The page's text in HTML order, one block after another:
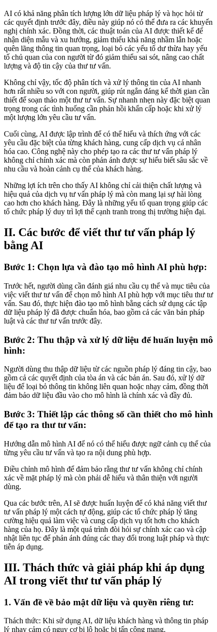
AI có khả năng phân tích lượng lớn dữ liệu pháp lý và học hỏi từ
các quyết định trước đây, điều này giúp nó có thể đưa ra các khuyến
nghị chính xác. Đồng thời, các thuật toán của AI được thiết kế để
nhận diện mẫu và xu hướng, giảm thiểu khả năng nhầm lẫn hoặc
quên lãng thông tin quan trọng, loại bỏ các yếu tố dư thừa hay yếu
tố chủ quan của con người từ đó giảm thiểu sai sót, nâng cao chất
lượng và độ tin cậy của thư tư vấn.
Không chỉ vậy, tốc độ phân tích và xử lý thông tin của AI nhanh
hơn rất nhiều so với con người, giúp rút ngắn đáng kể thời gian cần
thiết để soạn thảo một thư tư vấn. Sự nhanh nhẹn này đặc biệt quan
trọng trong các tình huống cần phản hồi khẩn cấp hoặc khi xử lý
một lượng lớn yêu cầu tư vấn.
Cuối cùng, AI được lập trình để có thể hiểu và thích ứng với các
yêu cầu đặc biệt của từng khách hàng, cung cấp dịch vụ cá nhân
hóa cao. Công nghệ này cho phép tạo ra các thư tư vấn pháp lý
không chỉ chính xác mà còn phản ánh được sự hiểu biết sâu sắc về
nhu cầu và hoàn cảnh cụ thể của khách hàng.
Những lợi ích trên cho thấy AI không chỉ cải thiện chất lượng và
hiệu quả của dịch vụ tư vấn pháp lý mà còn mang lại sự hài lòng
cao hơn cho khách hàng. Đây là những yếu tố quan trọng giúp các
tổ chức pháp lý duy trì lợi thế cạnh tranh trong thị trường hiện đại.
II. Các bước để viết thư tư vấn pháp lý
bằng AI
Bước 1: Chọn lựa và đào tạo mô hình AI phù hợp:
Trước hết, người dùng cần đánh giá nhu cầu cụ thể và mục tiêu của
việc viết thư tư vấn để chọn mô hình AI phù hợp với mục tiêu thư tư
vấn. Sau đó, thực hiện đào tạo mô hình bằng cách sử dụng các tập
dữ liệu pháp lý đã được chuẩn hóa, bao gồm cả các văn bản pháp
luật và các thư tư vấn trước đây.
Bước 2: Thu thập và xử lý dữ liệu để huấn luyện mô
hình:
Người dùng thu thập dữ liệu từ các nguồn pháp lý đáng tin cậy, bao
gồm cả các quyết định của tòa án và các bản án. Sau đó, xử lý dữ
liệu để loại bỏ thông tin không liên quan hoặc nhạy cảm, đồng thời
đảm bảo dữ liệu đầu vào cho mô hình là chính xác và đầy đủ.
Bước 3: Thiết lập các thông số cần thiết cho mô hình
để tạo ra thư tư vấn:
Hướng dẫn mô hình AI để nó có thể hiểu được ngữ cảnh cụ thể của
từng yêu cầu tư vấn và tạo ra nội dung phù hợp.
Điều chỉnh mô hình để đảm bảo rằng thư tư vấn không chỉ chính
xác về mặt pháp lý mà còn phải dễ hiểu và thân thiện với người
dùng.
Qua các bước trên, AI sẽ được huấn luyện để có khả năng viết thư
tư vấn pháp lý một cách tự động, giúp các tổ chức pháp lý tăng
cường hiệu quả làm việc và cung cấp dịch vụ tốt hơn cho khách
hàng của họ. Đây là một quá trình đòi hỏi sự chính xác cao và cập
nhật liên tục để phản ánh đúng các thay đổi trong luật pháp và thực
tiễn áp dụng.
III. Thách thức và giải pháp khi áp dụng
AI trong viết thư tư vấn pháp lý
1. Vấn đề về bảo mật dữ liệu và quyền riêng tư:
Thách thức: Khi sử dụng AI, dữ liệu khách hàng và thông tin pháp
lý nhạy cảm có nguy cơ bị lộ hoặc bị tấn công mạng.